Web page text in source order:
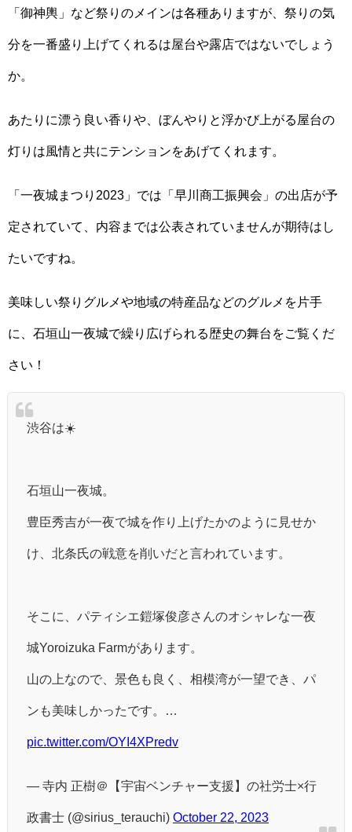
「御神輿」など祭りのメインは各種ありますが、祭りの気
分を一番盛り上げてくれるは屋台や露店ではないでしょう
か。
あたりに漂う良い香りや、ぼんやりと浮かび上がる屋台の
灯りは風情と共にテンションをあげてくれます。
「一夜城まつり2023」では「早川商工振興会」の出店が予
定されていて、内容までは公表されていませんが期待はし
たいですね。
美味しい祭りグルメや地域の特産品などのグルメを片手
に、石垣山一夜城で繰り広げられる歴史の舞台をご覧くだ
さい！
渋谷は☀️
石垣山一夜城。
豊臣秀吉が一夜で城を作り上げたかのように見せか
け、北条氏の戦意を削いだと言われています。
そこに、パティシエ鎧塚俊彦さんのオシャレな一夜
城Yoroizuka Farmがあります。
山の上なので、景色も良く、相模湾が一望でき、パ
ンも美味しかったです。…
pic.twitter.com/OYI4XPredv
— 寺内 正樹＠【宇宙ベンチャー支援】の社労士×行
政書士 (@sirius_terauchi) October 22, 2023